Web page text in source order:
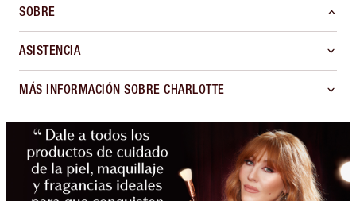
SOBRE
ASISTENCIA
MÁS INFORMACIÓN SOBRE CHARLOTTE